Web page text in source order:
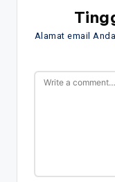
Alamat email